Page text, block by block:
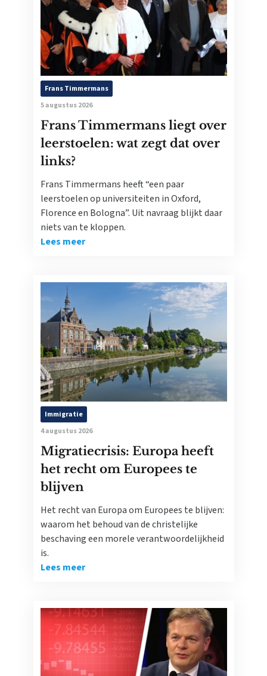
Frans Timmermans
5 augustus 2026
Frans Timmermans liegt over
leerstoelen: wat zegt dat over
links?
Frans Timmermans heeft “een paar
leerstoelen op universiteiten in Oxford,
Florence en Bologna”. Uit navraag blijkt daar
niets van te kloppen.
Lees meer
Immigratie
4 augustus 2026
Migratiecrisis: Europa heeft
het recht om Europees te
blijven
Het recht van Europa om Europees te blijven:
waarom het behoud van de christelijke
beschaving een morele verantwoordelijkheid
is.
Lees meer